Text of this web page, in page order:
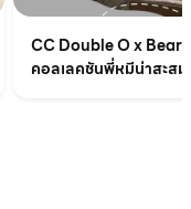
CC Double O x
คอลเลคชันพี่หมีน่าสะสม